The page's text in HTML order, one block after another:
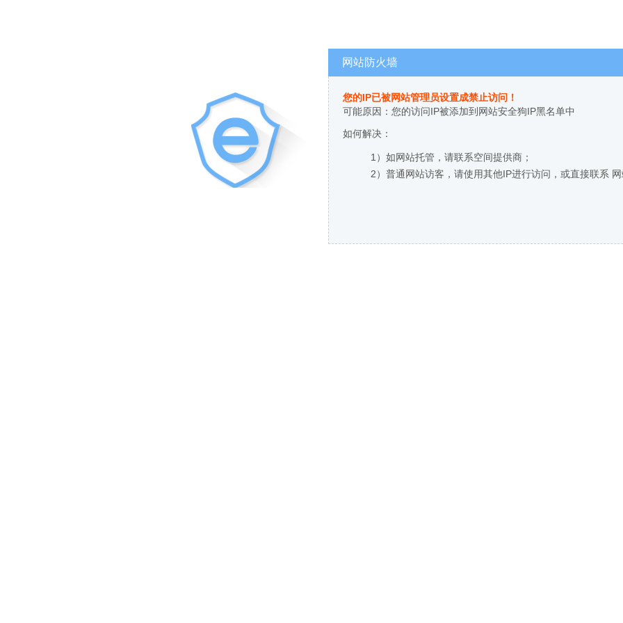
网站防火墙
您的IP已被网站管理员设置成禁止访问！
可能原因：您的访问IP被添加到网站安全狗IP黑名单中
如何解决：
1）如网站托管，请联系空间提供商；
2）普通网站访客，请使用其他IP进行访问，或直接联系 网